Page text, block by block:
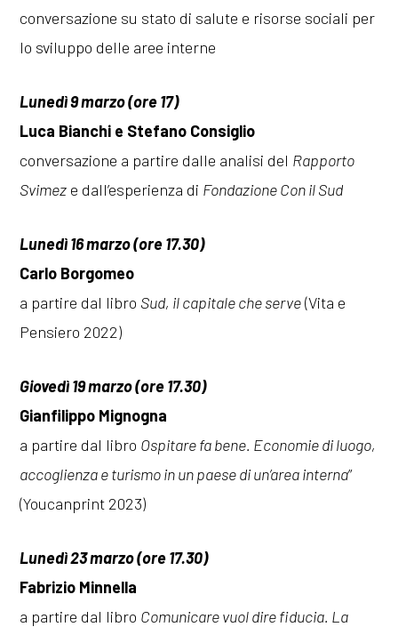
conversazione su stato di salute e risorse sociali per
lo sviluppo delle aree interne
Lunedì 9 marzo (ore 17)
Luca Bianchi e Stefano Consiglio
conversazione a partire dalle analisi del Rapporto
Svimez e dall’esperienza di Fondazione Con il Sud
Lunedì 16 marzo (ore 17.30)
Carlo Borgomeo
a partire dal libro Sud, il capitale che serve(Vita e
Pensiero 2022)
Giovedì 19 marzo (ore 17.30)
Gianfilippo Mignogna
a partire dal libro Ospitare fa bene. Economie di luogo,
accoglienza e turismo in un paese di un’area interna”
(Youcanprint 2023)
Lunedì 23 marzo (ore 17.30)
Fabrizio Minnella
a partire dal libro Comunicare vuol dire fiducia. La